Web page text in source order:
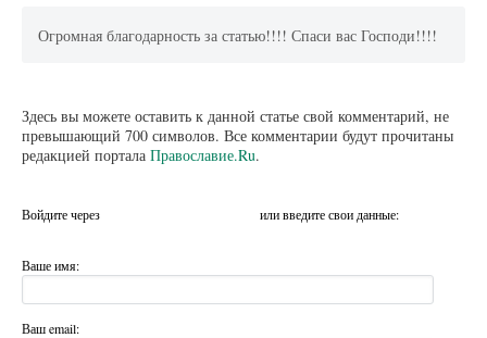
Огромная благодарность за статью!!!! Спаси вас Господи!!!!
Здесь вы можете оставить к данной статье свой комментарий, не
превышающий 700 символов. Все комментарии будут прочитаны
редакцией портала Православие.Ru.
Войдите через или введите свои данные:
Ваше имя:
Ваш email: